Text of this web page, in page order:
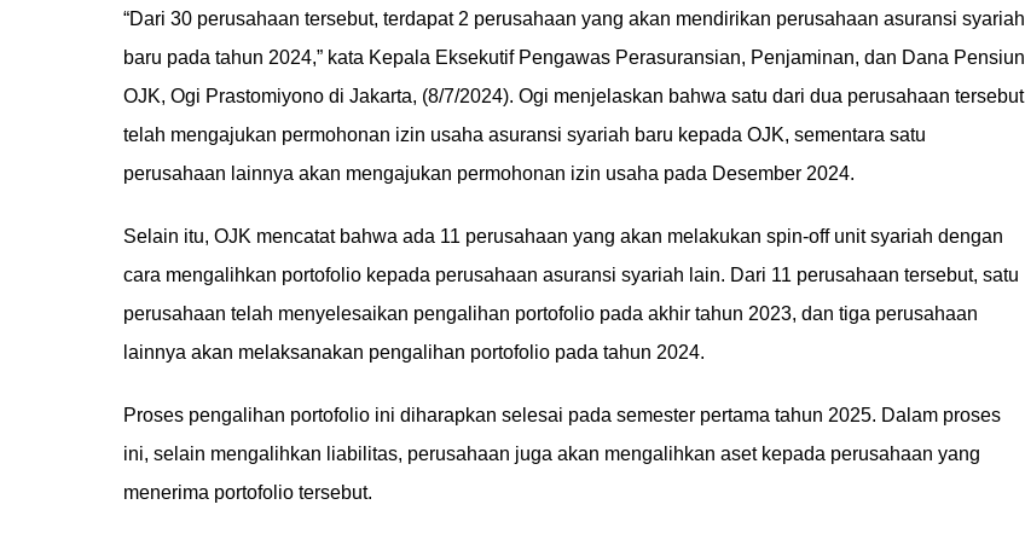
“Dari 30 perusahaan tersebut, terdapat 2 perusahaan yang akan mendirikan perusahaan asuransi syariah
baru pada tahun 2024,” kata Kepala Eksekutif Pengawas Perasuransian, Penjaminan, dan Dana Pensiun
OJK, Ogi Prastomiyono di Jakarta, (8/7/2024). Ogi menjelaskan bahwa satu dari dua perusahaan tersebut
telah mengajukan permohonan izin usaha asuransi syariah baru kepada OJK, sementara satu
perusahaan lainnya akan mengajukan permohonan izin usaha pada Desember 2024.
Selain itu, OJK mencatat bahwa ada 11 perusahaan yang akan melakukan spin-off unit syariah dengan
cara mengalihkan portofolio kepada perusahaan asuransi syariah lain. Dari 11 perusahaan tersebut, satu
perusahaan telah menyelesaikan pengalihan portofolio pada akhir tahun 2023, dan tiga perusahaan
lainnya akan melaksanakan pengalihan portofolio pada tahun 2024.
Proses pengalihan portofolio ini diharapkan selesai pada semester pertama tahun 2025. Dalam proses
ini, selain mengalihkan liabilitas, perusahaan juga akan mengalihkan aset kepada perusahaan yang
menerima portofolio tersebut.